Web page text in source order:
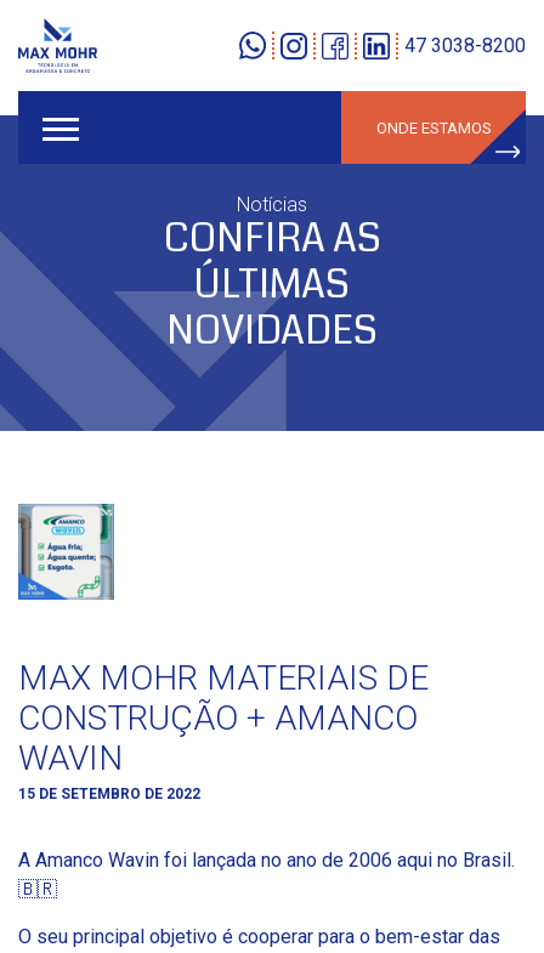
47 3038-8200
ONDE ESTAMOS
Notícias
CONFIRA AS
ÚLTIMAS
NOVIDADES
MAX MOHR MATERIAIS DE
CONSTRUÇÃO + AMANCO
WAVIN
15 DE SETEMBRO DE 2022
A Amanco Wavin foi lançada no ano de 2006 aqui no Brasil.
🇧🇷
O seu principal objetivo é cooperar para o bem-estar das